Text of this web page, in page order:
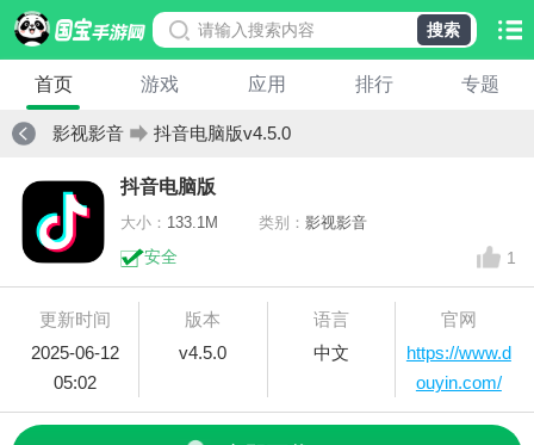
搜索
首页 游戏 应用 排行 专题
影视影音 抖音电脑版v4.5.0
抖音电脑版
大小： 133.1M 类别： 影视影音
安全 1
更新时间
2025-06-12
05:02
版本
v4.5.0
语言
中文
官网
https://www.d
ouyin.com/